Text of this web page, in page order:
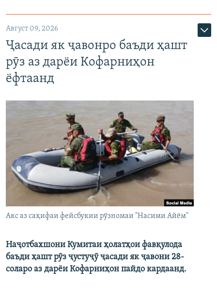
Август 09, 2026
Ҷасади як ҷавонро баъди ҳашт
рӯз аз дарёи Кофарниҳон
ёфтаанд
Акс аз саҳифаи фейсбукии рӯзномаи "Насими Айём"
Наҷотбахшони Кумитаи ҳолатҳои фавқулода
баъди ҳашт рӯз ҷустуҷӯ ҷасади як ҷавони 28-
соларо аз дарёи Кофарниҳон пайдо кардаанд.